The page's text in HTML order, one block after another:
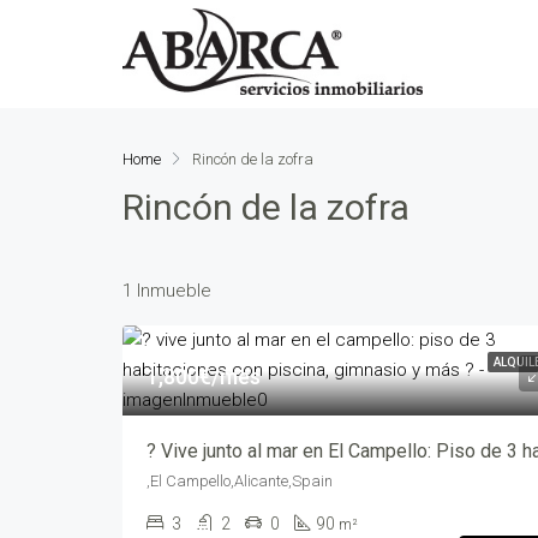
Home Rincón de la zofra
Rincón de la zofra
1 Inmueble
1,800€/mes
,El Campello,Alicante,Spain
3 2 0 90 m²